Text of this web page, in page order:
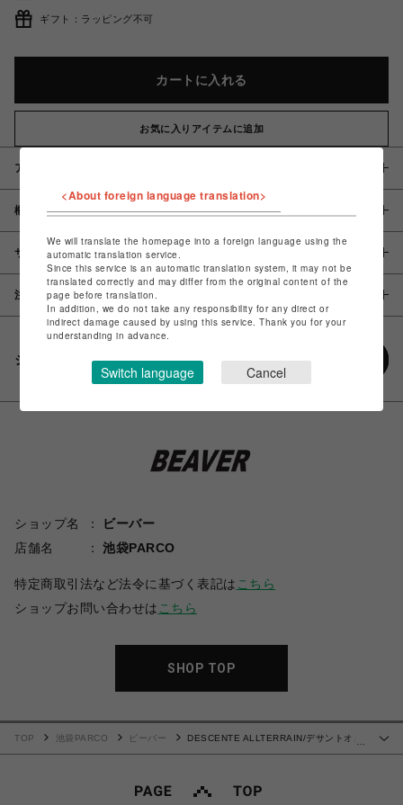
ギフト：ラッピング不可
カートに入れる
お気に入りアイテムに追加
アイテム説明 / 素材
概要
サイズ
注意事項
シェアする
ショップ名
ビーバー
店舗名
池袋PARCO
特定商取引法など法令に基づく表記は こちら
ショップお問い合わせは こちら
SHOP TOP
TOP 池袋PARCO ビーバー
DESCENTE ALLTERRAIN/デサントオル
<About foreign language translation>
We will translate the homepage into a foreign language using the
automatic translation service.
Since this service is an automatic translation system, it may not be
translated correctly and may differ from the original content of the
page before translation.
In addition, we do not take any responsibility for any direct or
indirect damage caused by using this service. Thank you for your
understanding in advance.
Switch language Cancel